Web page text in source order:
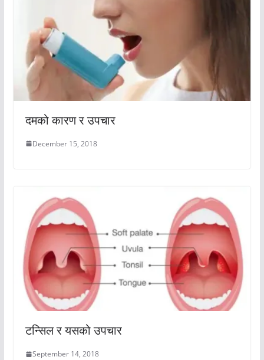
दमको कारण र उपचार
December 15, 2018
टन्सिल र यसको उपचार
September 14, 2018